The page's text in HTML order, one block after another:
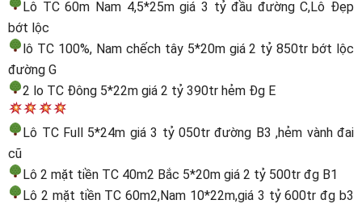
Lô TC 60m Nam 4,5*25m giá 3 tỷ đầu đường C,Lô Đẹp
bớt lộc
lô TC 100%, Nam chếch tây 5*20m giá 2 tỷ 850tr bớt lộc
đường G
2 lo TC Đông 5*22m giá 2 tỷ 390tr hẻm Đg E
Lô TC Full 5*24m giá 3 tỷ 050tr đường B3 ,hẻm vành đai
cũ
Lô 2 mặt tiền TC 40m2 Bắc 5*20m giá 2 tỷ 500tr đg B1
Lô 2 mặt tiền TC 60m2,Nam 10*22m,giá 3 tỷ 600tr đg b3